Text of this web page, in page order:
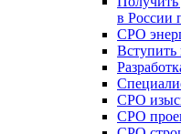
в России
СРО
СРО
СРО